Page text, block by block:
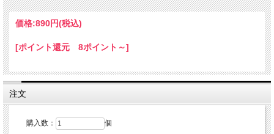
Canon(キヤノン) PGI-1300XLY 顔料イエロー大容量対応プ
リンターの互換インクカートリッジです。
ていますので純正品と同様にご使用いただけます。
電話・メールにてサポートを承っておりますので安心してご
使用いただけます。 高品質な印刷とコストパフォーマンスに
ます。
価格:890円(税込)
[ポイント還元 8ポイント～]
注文
購入数： 個